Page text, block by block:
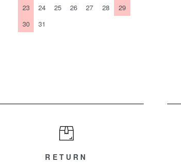
23
24 25 26 27 28
29
30
31
RETURN